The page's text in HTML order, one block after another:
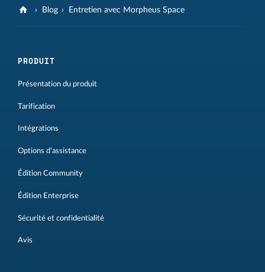
Blog Entretien avec Morpheus Space
PRODUIT
Présentation du produit
Tarification
Intégrations
Options d'assistance
Édition Community
Édition Enterprise
Sécurité et confidentialité
Avis